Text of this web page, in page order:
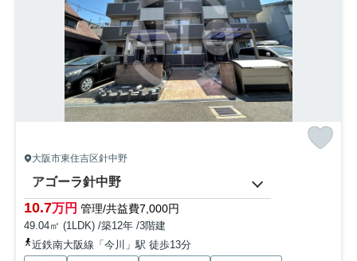
大阪市東住吉区針中野
アゴーラ針中野
10.7万円 管理/共益費7,000円
49.04㎡ (1LDK) /築12年 /3階建
近鉄南大阪線「今川」駅 徒歩13分